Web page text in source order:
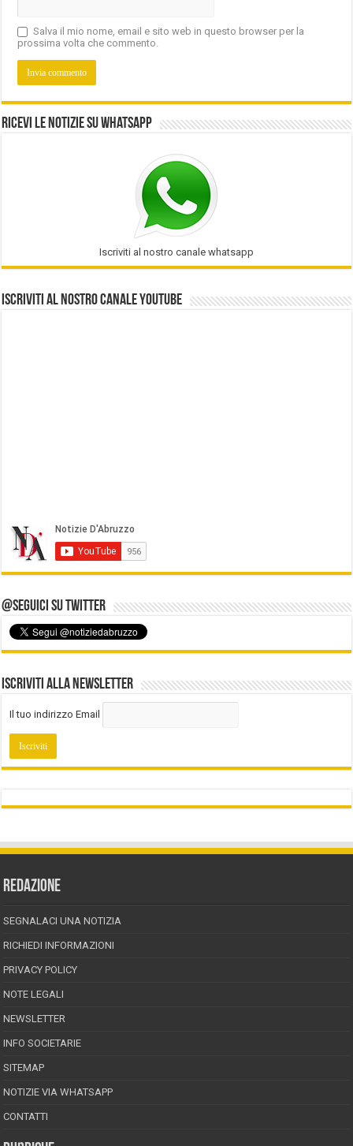
Salva il mio nome, email e sito web in questo browser per la
prossima volta che commento.
Ricevi le notizie su Whatsapp
Iscriviti al nostro canale whatsapp
Iscriviti al nostro Canale Youtube
@Seguici su Twitter
Iscriviti alla Newsletter
Il tuo indirizzo Email
REDAZIONE
SEGNALACI UNA NOTIZIA
RICHIEDI INFORMAZIONI
PRIVACY POLICY
NOTE LEGALI
NEWSLETTER
INFO SOCIETARIE
SITEMAP
NOTIZIE VIA WHATSAPP
CONTATTI